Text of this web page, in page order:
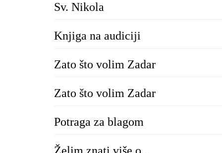
Sv. Nikola
Knjiga na audiciji
Zato što volim Zadar
Zato što volim Zadar
Potraga za blagom